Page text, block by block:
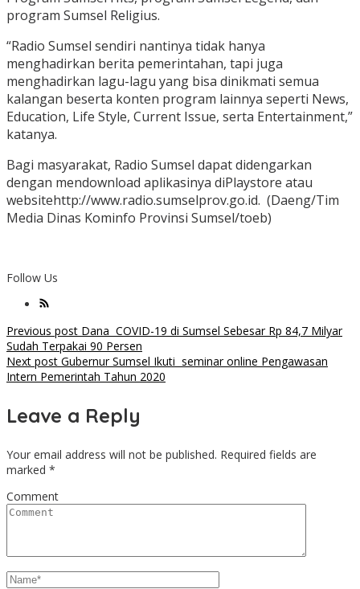
program Sumsel Religius.
“Radio Sumsel sendiri nantinya tidak hanya
menghadirkan berita pemerintahan, tapi juga
menghadirkan lagu-lagu yang bisa dinikmati semua
kalangan beserta konten program lainnya seperti News,
Education, Life Style, Current Issue, serta Entertainment,”
katanya.
Bagi masyarakat, Radio Sumsel dapat didengarkan
dengan mendownload aplikasinya diPlaystore atau
websitehttp://www.radio.sumselprov.go.id. (Daeng/Tim
Media Dinas Kominfo Provinsi Sumsel/toeb)
Follow Us
Post
navigation
Previous post Dana COVID-19 di Sumsel Sebesar Rp 84,7 Milyar
Sudah Terpakai 90 Persen
Next post Gubernur Sumsel Ikuti seminar online Pengawasan
Intern Pemerintah Tahun 2020
Leave a Reply
Your email address will not be published. Required fields are
marked *
Comment